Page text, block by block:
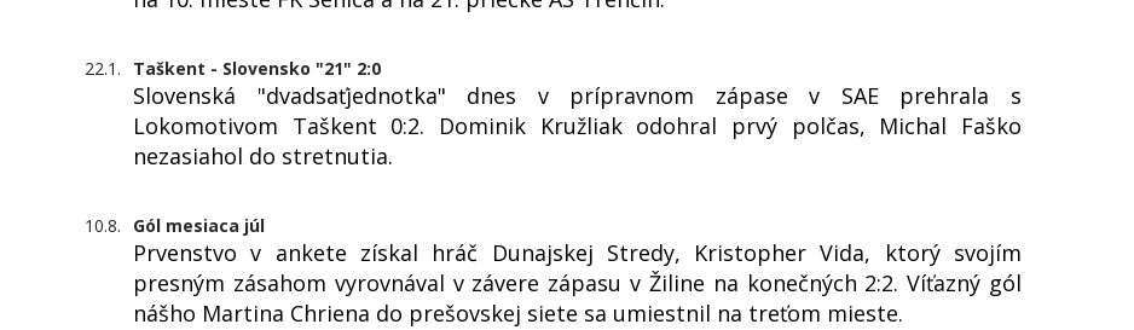
22.1. Taškent - Slovensko "21" 2:0
Slovenská "dvadsaťjednotka" dnes v prípravnom zápase v SAE prehrala s
Lokomotivom Taškent 0:2. Dominik Kružliak odohral prvý polčas, Michal Faško
nezasiahol do stretnutia.
10.8. Gól mesiaca júl
Prvenstvo v ankete získal hráč Dunajskej Stredy, Kristopher Vida, ktorý svojím
presným zásahom vyrovnával v závere zápasu v Žiline na konečných 2:2. Víťazný gól
nášho Martina Chriena do prešovskej siete sa umiestnil na treťom mieste.